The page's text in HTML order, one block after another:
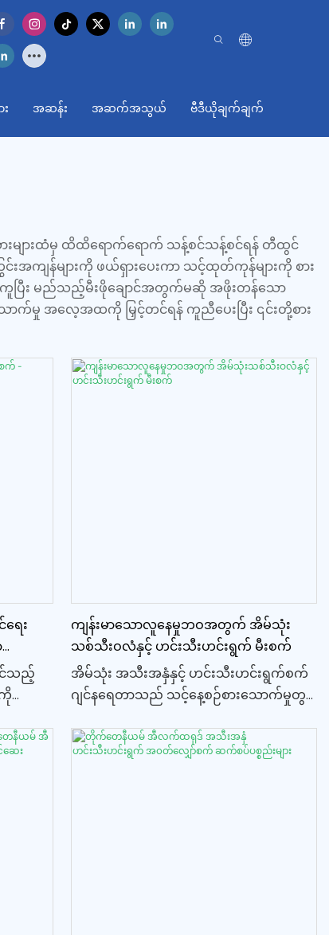
အဆန်း အဆက်အသွယ် ဗီဒီယိုချက်ချက်
များထံမှ ထိထိရောက်ရောက် သန့်စင်သန့်စင်ရန် တီထွင်
န်များကို ဖယ်ရှားပေးကာ သင့်ထုတ်ကုန်များကို စား
ကူပြီး မည်သည့်မီးဖိုချောင်အတွက်မဆို အဖိုးတန်သော
က်မှု အလေ့အထကို မြှင့်တင်ရန် ကူညီပေးပြီး ၎င်းတို့စား
ေး
င်သည့်
ာကို
ျား
ကျန်းမာသောလူနေမှုဘဝအတွက် အိမ်သုံး
သစ်သီးဝလံနှင့် ဟင်းသီးဟင်းရွက် မီးစက်
အိမ်သုံး အသီးအနှံနှင့် ဟင်းသီးဟင်းရွက်စက်
ဂျင်နရေတာသည် သင့်နေ့စဉ်စားသောက်မှုတွင်
အလွယ်တကူထည့်သွင်းနိုင်ရန် ကူညီပေး
ပါသည်။ ၎င်း၏အသုံးပြုရလွယ်ကူသောဒီဇိုင်း